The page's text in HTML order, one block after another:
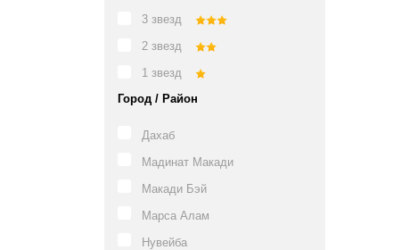
3 звезд
2 звезд
1 звезд
Город / Район
Дахаб
Мадинат Макади
Макади Бэй
Марса Алам
Нувейба